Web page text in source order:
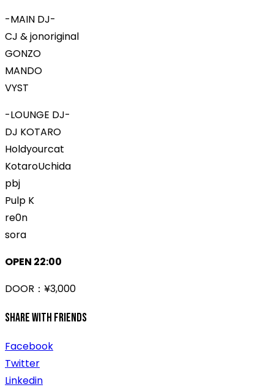
-MAIN DJ-
CJ & jonoriginal
GONZO
MANDO
VYST
-LOUNGE DJ-
DJ KOTARO
Holdyourcat
KotaroUchida
pbj
Pulp K
re0n
sora
OPEN 22:00
DOOR：¥3,000
Share With Friends
Facebook
Twitter
Linkedin